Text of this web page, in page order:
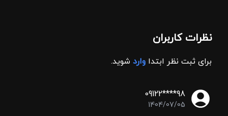
نظرات کاربران
برای ثبت نظر ابتدا وارد شوید.
09122****98
1404/07/05